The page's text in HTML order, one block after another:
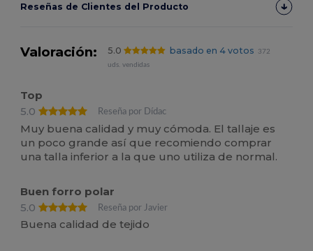
Reseñas de Clientes del Producto
Valoración: 5.0 basado en 4 votos
372
uds. vendidas
Top
5.0
Reseña por Dídac
Muy buena calidad y muy cómoda. El tallaje es
un poco grande así que recomiendo comprar
una talla inferior a la que uno utiliza de normal.
Buen forro polar
5.0
Reseña por Javier
Buena calidad de tejido